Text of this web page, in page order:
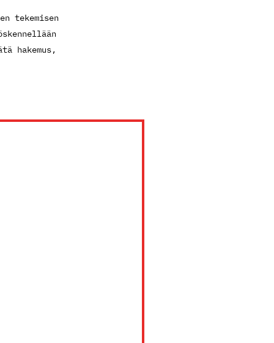
tekemisen
hakemus,